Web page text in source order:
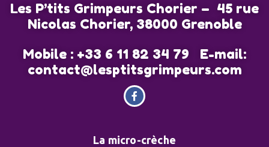
Les P’tits Grimpeurs Chorier – 45 rue
Nicolas Chorier, 38000 Grenoble
Mobile : +33 6 11 82 34 79 E-mail:
contact@lesptitsgrimpeurs.com
La micro-crèche